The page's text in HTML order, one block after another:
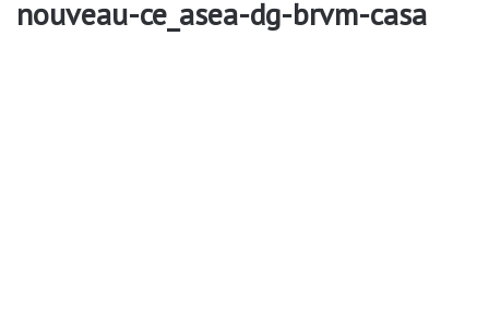
nouveau-ce_asea-dg-brvm-casa